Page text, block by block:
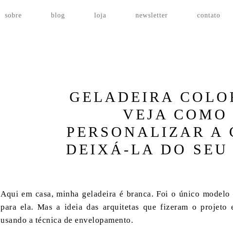
sobre blog loja newsletter contato
GELADEIRA
VEJA COMO
PERSONALIZAR A
DEIXÁ-LA DO SEU
Aqui em casa, minha geladeira é branca. Foi o único
para ela. Mas a ideia das arquitetas que fizeram o projeto
usando a técnica de envelopamento.